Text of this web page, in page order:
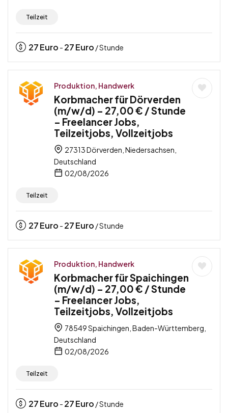
Teilzeit
27Euro - 27Euro / Stunde
Produktion, Handwerk
Korbmacher für Dörverden
(m/w/d) – 27,00 € / Stunde
– Freelancer Jobs,
Teilzeitjobs, Vollzeitjobs
27313 Dörverden, Niedersachsen,
Deutschland
02/08/2026
Teilzeit
27Euro - 27Euro / Stunde
Produktion, Handwerk
Korbmacher für Spaichingen
(m/w/d) – 27,00 € / Stunde
– Freelancer Jobs,
Teilzeitjobs, Vollzeitjobs
78549 Spaichingen, Baden-Württemberg,
Deutschland
02/08/2026
Teilzeit
27Euro - 27Euro / Stunde